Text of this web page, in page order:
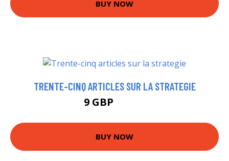
BUY NOW
TRENTE-CINQ ARTICLES SUR LA STRATEGIE
9 GBP
BUY NOW